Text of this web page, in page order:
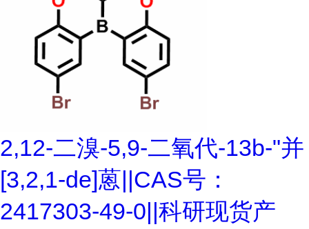
2,12-二溴-5,9-二氧代-13b-"并
[3,2,1-de]蒽||CAS号：
2417303-49-0||科研现货产